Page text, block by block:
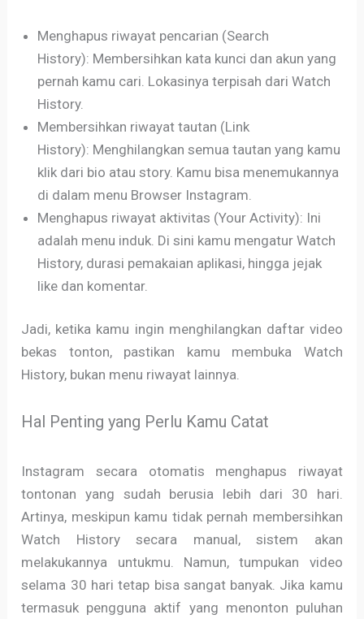
Menghapus riwayat pencarian (Search
History): Membersihkan kata kunci dan akun yang
pernah kamu cari. Lokasinya terpisah dari Watch
History.
Membersihkan riwayat tautan (Link
History): Menghilangkan semua tautan yang kamu
klik dari bio atau story. Kamu bisa menemukannya
di dalam menu Browser Instagram.
Menghapus riwayat aktivitas (Your Activity): Ini
adalah menu induk. Di sini kamu mengatur Watch
History, durasi pemakaian aplikasi, hingga jejak
like dan komentar.
Jadi, ketika kamu ingin menghilangkan daftar video
bekas tonton, pastikan kamu membuka Watch
History, bukan menu riwayat lainnya.
Hal Penting yang Perlu Kamu Catat
Instagram secara otomatis menghapus riwayat
tontonan yang sudah berusia lebih dari 30 hari.
Artinya, meskipun kamu tidak pernah membersihkan
Watch History secara manual, sistem akan
melakukannya untukmu. Namun, tumpukan video
selama 30 hari tetap bisa sangat banyak. Jika kamu
termasuk pengguna aktif yang menonton puluhan